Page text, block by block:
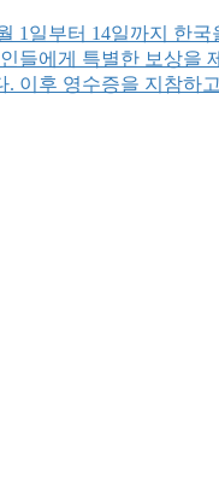
1일부터 14일까지 한
들에게 특별한 보상
. 이후 영수증을 지참하